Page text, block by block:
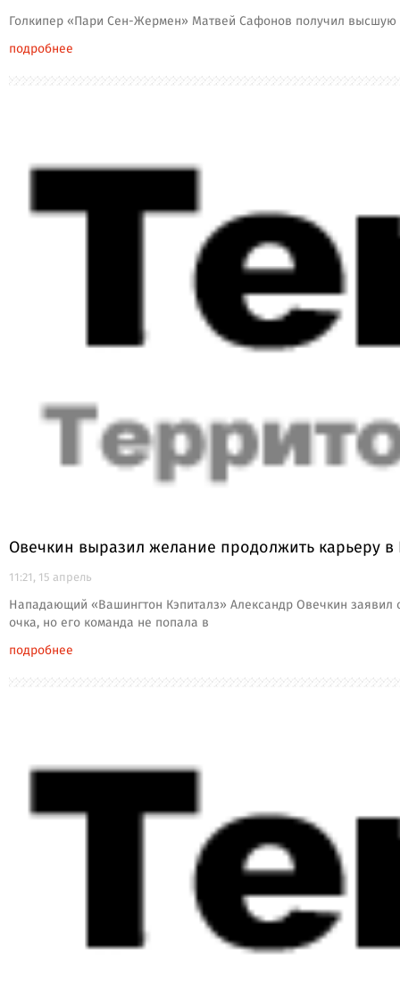
Голкипер «Пари Сен-Жермен» Матвей Сафонов получил
подробнее
Овечкин выразил желание продолжить карьеру
11:21, 15 апрель
Нападающий «Вашингтон Кэпиталз» Александр Овечкин
очка, но его команда не попала в
подробнее